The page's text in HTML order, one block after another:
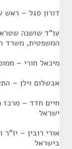
דורון סגל – ראש
עו"ד שושנה
המשפטית, משרד
מיכאל חורי –
אבשלום וילן –
חיים חדד – מרכז
ישראל
אורי רובין –
בישראל